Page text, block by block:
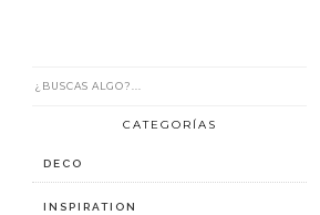
CATEGORÍAS
DECO
INSPIRATION